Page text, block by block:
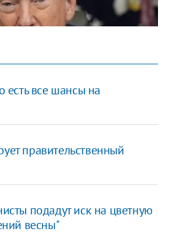
все шансы на
правительственный
подадут иск на цветную
весны"